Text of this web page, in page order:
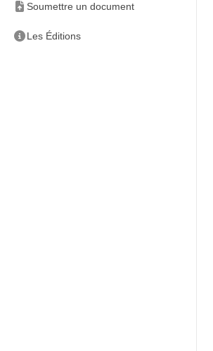
Soumettre un document
Les Éditions